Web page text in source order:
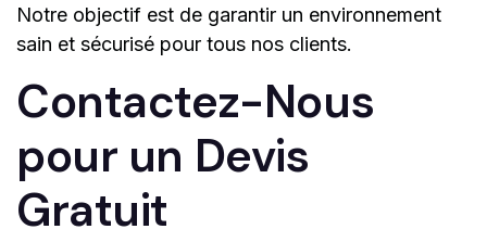
Notre objectif est de garantir un environnement
sain et sécurisé pour tous nos clients.
Contactez-Nous
pour un Devis
Gratuit